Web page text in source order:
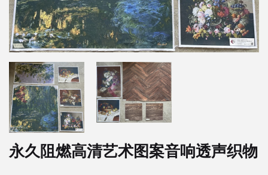
永久阻燃高清艺术图案音响透声织物